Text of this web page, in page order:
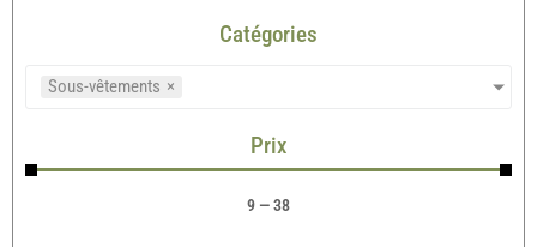
Catégories
Sous-vêtements ×
Prix
9 —38